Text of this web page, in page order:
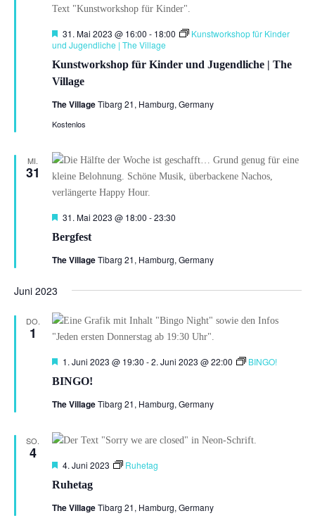
Kunstworkshop für Kinder und Jugendliche | The
Village
Hervorgehoben
31. Mai 2023 @ 16:00 - 18:00
Kunstworkshop für Kinder
und Jugendliche | The Village
The VillageTibarg 21, Hamburg, Germany
Kostenlos
MI.
31
Bergfest
Hervorgehoben
31. Mai 2023 @ 18:00 -23:30
The VillageTibarg 21, Hamburg, Germany
Juni 2023
DO.
1
BINGO!
Hervorgehoben
1. Juni 2023 @ 19:30 -2. Juni 2023 @ 22:00 BINGO!
The VillageTibarg 21, Hamburg, Germany
SO.
4
Ruhetag
Hervorgehoben
4. Juni 2023 Ruhetag
The VillageTibarg 21, Hamburg, Germany